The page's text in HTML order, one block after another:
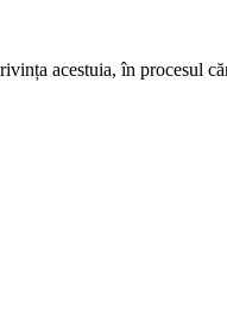
acestuia, în procesul